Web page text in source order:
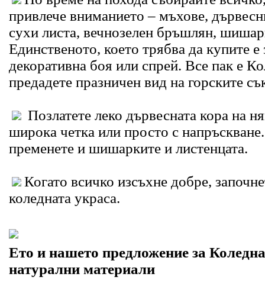
привлече вниманието – мъхове,
сухи листа, вечнозелен бръшлян,
Единственото, което трябва да купите е
декоративна боя или спрей. Все пак е
предадете празничен вид на горските
Позлатете леко дървесната кора на
широка четка или просто с
пременете и шишарките и листенцата.
Когато всичко изсъхне добре,
коледната украса.
Ето и нашето предложение за
натурални материали